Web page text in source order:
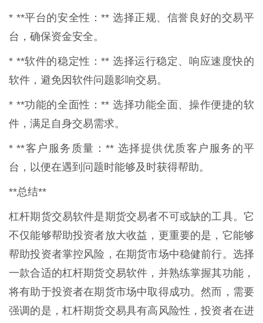
* **平台的安全性：** 选择正规、信誉良好的交易平
台，确保资金安全。
* **软件的稳定性：** 选择运行稳定、响应速度快的
软件，避免因软件问题影响交易。
* **功能的全面性：** 选择功能全面、操作便捷的软
件，满足自身交易需求。
* **客户服务质量：** 选择提供优质客户服务的平
台，以便在遇到问题时能够及时获得帮助。
**总结**
杠杆期货交易软件是期货交易者不可或缺的工具。它
不仅能够帮助投资者放大收益，更重要的是，它能够
帮助投资者掌控风险，在期货市场中稳健前行。选择
一款合适的杠杆期货交易软件，并熟练掌握其功能，
将有助于投资者在期货市场中取得成功。然而，需要
强调的是，杠杆期货交易具有高风险性，投资者在进